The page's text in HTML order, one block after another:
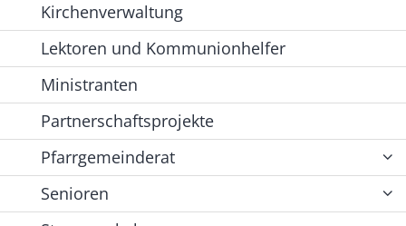
Kirchenverwaltung
Lektoren und Kommunionhelfer
Ministranten
Partnerschaftsprojekte
Pfarrgemeinderat
Senioren